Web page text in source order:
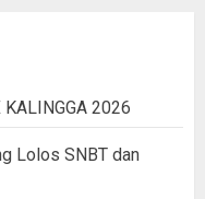
2026
Lolos SNBT dan